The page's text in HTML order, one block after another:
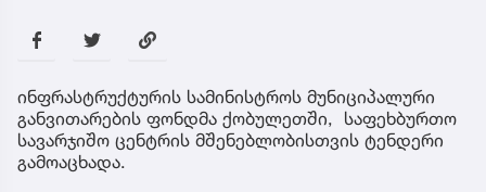
ინფრასტრუქტურის სამინისტროს მუნიციპალური
განვითარების ფონდმა ქობულეთში, საფეხბურთო
სავარჯიშო ცენტრის მშენებლობისთვის ტენდერი
გამოაცხადა.